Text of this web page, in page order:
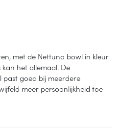
met de Nettuno bowl in kleur
het allemaal. De
past goed bij meerdere
meer persoonlijkheid toe